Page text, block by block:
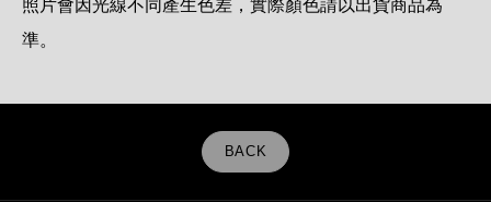
照片會因光線不同產生色差，實際顏色請以出貨商品為
準。
BACK